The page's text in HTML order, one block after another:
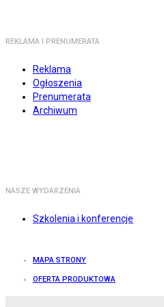
REKLAMA I PRENUMERATA
Reklama
Ogłoszenia
Prenumerata
Archiwum
NASZE WYDARZENIA
Szkolenia i konferencje
MAPA STRONY
OFERTA PRODUKTOWA